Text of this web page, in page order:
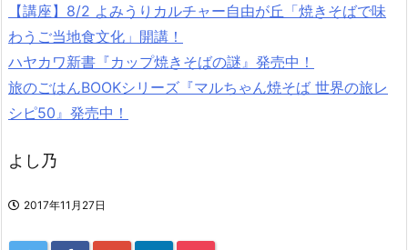
【講座】8/2 よみうりカルチャー自由が丘「焼きそばで味
わうご当地食文化」開講！
ハヤカワ新書『カップ焼きそばの謎』発売中！
旅のごはんBOOKシリーズ『マルちゃん焼そば 世界の旅レ
シピ50』発売中！
よし乃
2017年11月27日